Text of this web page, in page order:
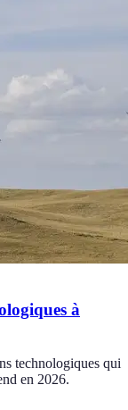
à
technologiques qui
en 2026.